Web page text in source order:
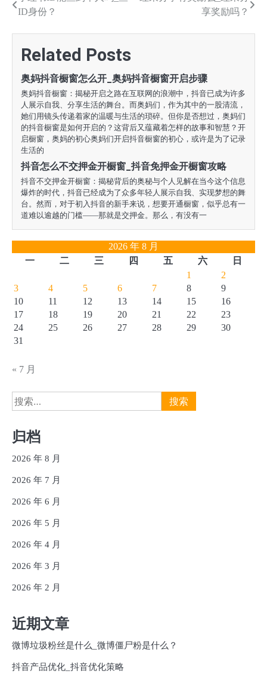
航
ID身份？
享奖励吗？
Related Posts
奥妈抖音橱窗怎么开_奥妈抖音橱窗开启步骤
奥妈抖音橱窗：揭秘开启之路在互联网的浪潮中，抖音已成为许多
人展示自我、分享生活的舞台。而奥妈们，作为其中的一股清流，
她们用镜头传递着家的温暖与生活的琐碎。但你是否想过，奥妈们
的抖音橱窗是如何开启的？这背后又蕴藏着怎样的故事和智慧？开
启橱窗，奥妈的初心奥妈们开启抖音橱窗的初心，或许是为了记录
生活的
抖音怎么不交押金开橱窗_抖音免押金开橱窗攻略
抖音不交押金开橱窗：揭秘背后的奥秘与个人见解在当今这个信息
爆炸的时代，抖音已经成为了众多年轻人展示自我、实现梦想的舞
台。然而，对于初入抖音的新手来说，想要开通橱窗，似乎总有一
道难以逾越的门槛——那就是交押金。那么，有没有一
2026 年 8 月
一
二 三 四 五 六
日
1
2
3
4 5 6 7 8
9
10
11 12 13 14 15
16
17
18 19 20 21 22
23
24
25 26 27 28 29
30
31
« 7 月
搜
索：
归档
2026 年 8 月
2026 年 7 月
2026 年 6 月
2026 年 5 月
2026 年 4 月
2026 年 3 月
2026 年 2 月
近期文章
微博垃圾粉丝是什么_微博僵尸粉是什么？
抖音产品优化_抖音优化策略